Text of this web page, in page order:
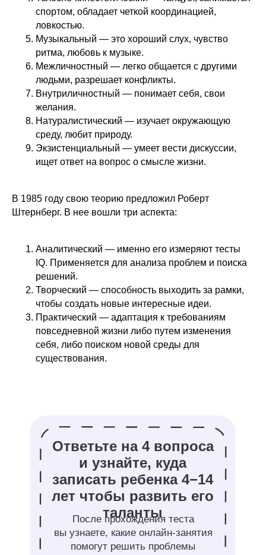
спортом, обладает четкой координацией,
ловкостью.
Музыкальный — это хороший слух, чувство
ритма, любовь к музыке.
Межличностный — легко общается с другими
людьми, разрешает конфликты.
Внутриличностный — понимает себя, свои
желания.
Натуралистический — изучает окружающую
среду, любит природу.
Экзистенциальный — умеет вести дискуссии,
ищет ответ на вопрос о смысле жизни.
В 1985 году свою теорию предложил Роберт
Штернберг. В нее вошли три аспекта:
Аналитический — именно его измеряют тесты
IQ. Применяется для анализа проблем и поиска
решений.
Творческий — способность выходить за рамки,
чтобы создать новые интересные идеи.
Практический — адаптация к требованиям
повседневной жизни либо путем изменения
себя, либо поиском новой среды для
существования.
Ответьте на 4 вопроса
и узнайте, куда
записать ребенка 4−14
лет чтобы развить его
таланты
вы узнаете, какие онлайн-занятия
ребенка
Бесплатное
способностей